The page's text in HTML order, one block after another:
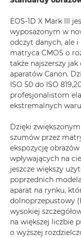
EOS-1D X Mark III
wyposażonym w
odczyt danych, ale i
matryca CMOS o
także najszerszy
aparatów Canon.
ISO 50 do ISO
profesjonalistom
ekstremalnych
Dzięki
szumów przez
ekspozycję
wpływających na
jeszcze większy
poprzednich
aparat na rynku,
dolnoprzepustowy
wysokiej
na większej liczbie
o wyższej